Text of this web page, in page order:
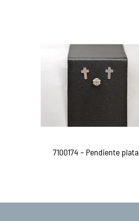
7100174 – Pendiente plata